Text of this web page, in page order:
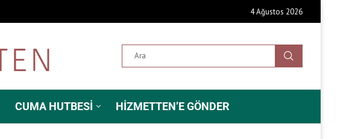
4 Ağustos 2026
CUMA HUTBESI HIZMETTEN’E GÖNDER